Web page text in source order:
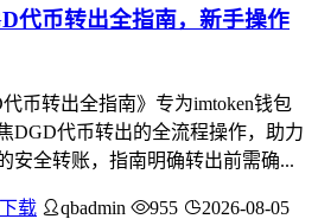
代币转出全指南，新手操作
代币转出全指南》专为imtoken钱包
DGD代币转出的全流程操作，助力
安全转账，指南明确转出前需确...
载 qbadmin 955 2026-08-05